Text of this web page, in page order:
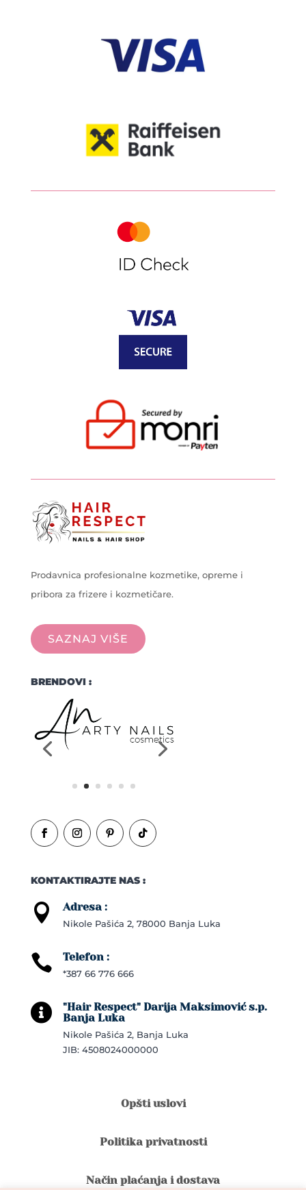
Prodavnica profesionalne kozmetike, opreme i
pribora za frizere i kozmetičare.
SAZNAJ VIŠE
BRENDOVI :
KONTAKTIRAJTE NAS :
 Adresa :
Nikole Pašića 2, 78000 Banja Luka
 Telefon :
*387 66 776 666

"Hair Respect" Darija Maksimović s.p.
Banja Luka
Nikole Pašića 2, Banja Luka
JIB: 4508024000000
Opšti uslovi
Politika privatnosti
Način plaćanja i dostava